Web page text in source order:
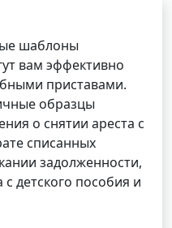
шаблоны
вам эффективно
приставами.
образцы
о снятии ареста с
списанных
задолженности,
детского пособия и